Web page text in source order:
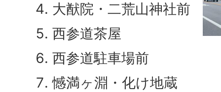
大猷院・二荒山神社前
西参道茶屋
西参道駐車場前
憾満ヶ淵・化け地蔵